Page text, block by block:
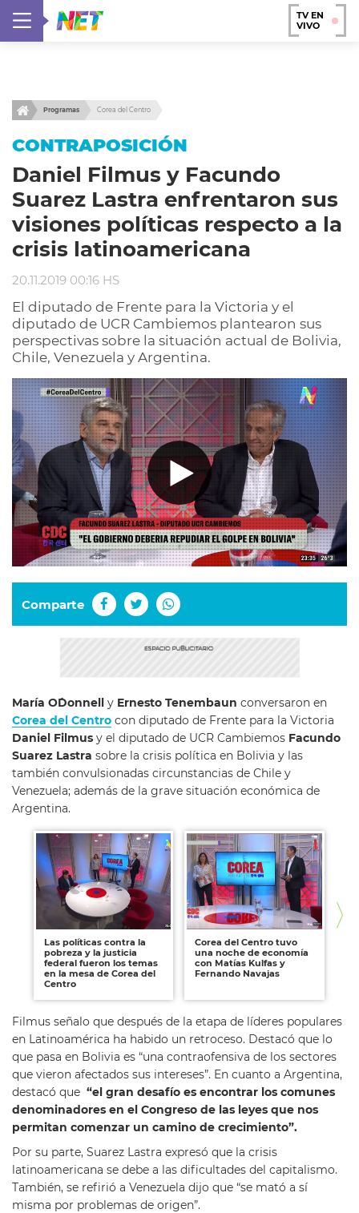
TV EN
VIVO
Programas Corea del Centro
CONTRAPOSICIÓN
Daniel Filmus y Facundo
Suarez Lastra enfrentaron sus
visiones políticas respecto a la
crisis latinoamericana
20.11.2019 00:16 HS
El diputado de Frente para la Victoria y el
diputado de UCR Cambiemos plantearon sus
perspectivas sobre la situación actual de Bolivia,
Chile, Venezuela y Argentina.
Comparte
María O´Donnell y Ernesto Tenembaun conversaron en
Corea del Centro con diputado de Frente para la Victoria
Daniel Filmus y el diputado de UCR Cambiemos Facundo
Suarez Lastra sobre la crisis política en Bolivia y las
también convulsionadas circunstancias de Chile y
Venezuela; además de la grave situación económica de
Argentina.
Las políticas contra la
pobreza y la justicia
federal fueron los temas
en la mesa de Corea del
Centro
Corea del Centro tuvo
una noche de economía
con Matías Kulfas y
Fernando Navajas
Filmus señalo que después de la etapa de líderes populares
en Latinoamérica ha habido un retroceso. Destacó que lo
que pasa en Bolivia es “una contraofensiva de los sectores
que vieron afectados sus intereses”. En cuanto a Argentina,
destacó que “el gran desafío es encontrar los comunes
denominadores en el Congreso de las leyes que nos
permitan comenzar un camino de crecimiento”.
Por su parte, Suarez Lastra expresó que la crisis
latinoamericana se debe a las dificultades del capitalismo.
También, se refirió a Venezuela dijo que “se mató a sí
misma por problemas de origen”.